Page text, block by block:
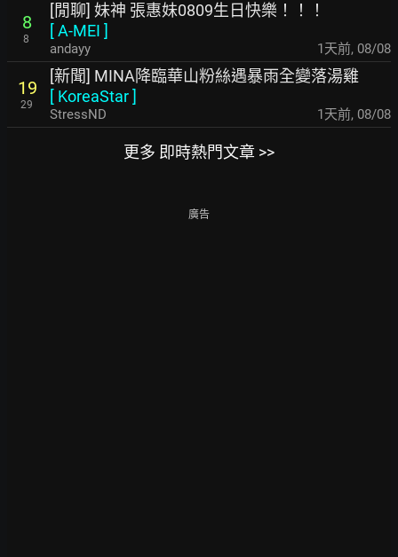
8
8
[閒聊] 妹神 張惠妹0809生日快樂！！！
[A-MEI ]
andayy 1天前, 08/08
19
29
[新聞] MINA降臨華山粉絲遇暴雨全變落湯雞
[ KoreaStar]
StressND 1天前, 08/08
更多 即時熱門文章 >>
廣告